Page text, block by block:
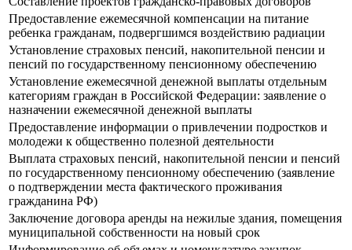
Предоставление ежемесячной компенсации на питание
ребенка гражданам, подвергшимся воздействию радиации
Установление страховых пенсий, накопительной пенсии и
пенсий по государственному пенсионному обеспечению
Установление ежемесячной денежной выплаты отдельным
категориям граждан в Российской Федерации: заявление о
назначении ежемесячной денежной выплаты
Предоставление информации о привлечении подростков и
молодежи к общественно полезной деятельности
Выплата страховых пенсий, накопительной пенсии и пенсий
по государственному пенсионному обеспечению (заявление
о подтверждении места фактического проживания
гражданина РФ)
Заключение договора аренды на нежилые здания, помещения
муниципальной собственности на новый срок